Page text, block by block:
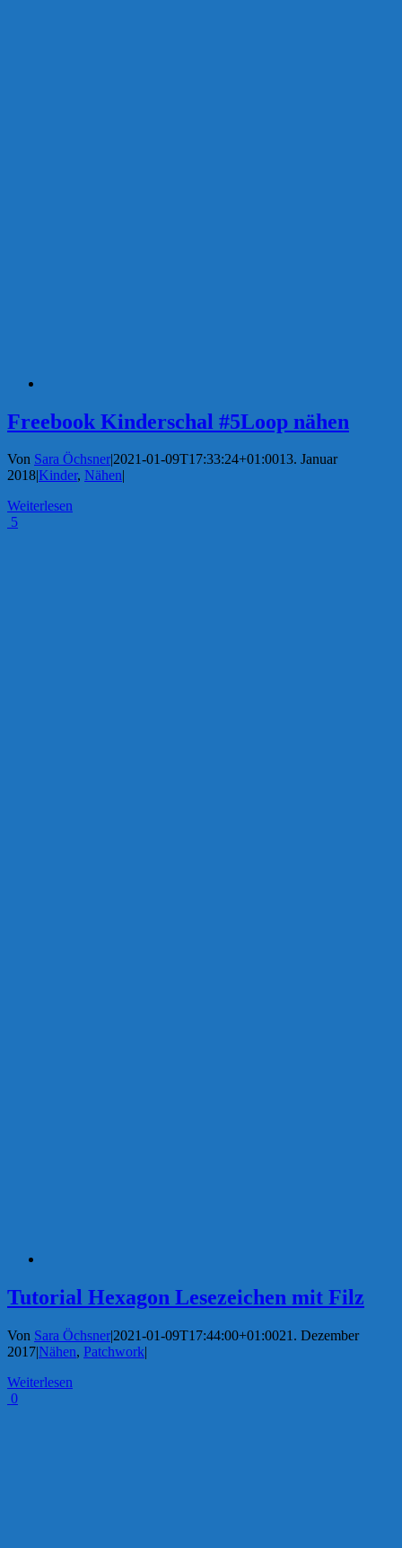
Freebook Kinderschal #5Loop nähen
Von Sara Öchsner|2021-01-09T17:33:24+01:0013. Januar
2018|Kinder, Nähen|
Weiterlesen
5
Tutorial Hexagon Lesezeichen mit Filz
Von Sara Öchsner|2021-01-09T17:44:00+01:0021. Dezember
2017|Nähen, Patchwork|
Weiterlesen
0